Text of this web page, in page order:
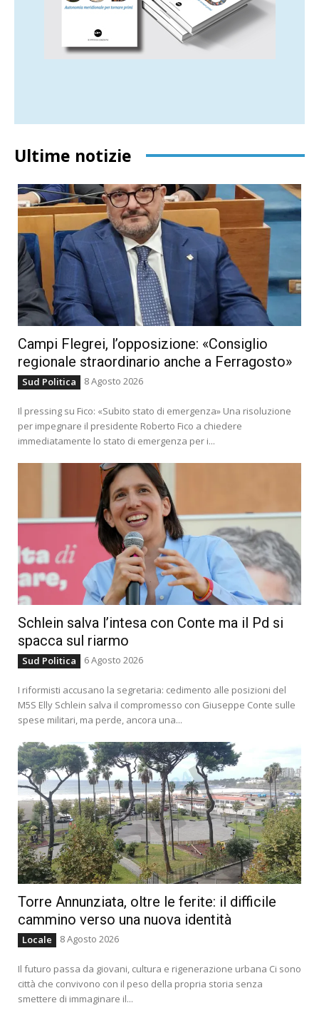
Ultime notizie
Campi Flegrei, l’opposizione: «Consiglio
regionale straordinario anche a Ferragosto»
Sud Politica 8 Agosto 2026
Il pressing su Fico: «Subito stato di emergenza» Una risoluzione
per impegnare il presidente Roberto Fico a chiedere
immediatamente lo stato di emergenza per i...
Schlein salva l’intesa con Conte ma il Pd si
spacca sul riarmo
Sud Politica 6 Agosto 2026
I riformisti accusano la segretaria: cedimento alle posizioni del
M5S Elly Schlein salva il compromesso con Giuseppe Conte sulle
spese militari, ma perde, ancora una...
Torre Annunziata, oltre le ferite: il difficile
cammino verso una nuova identità
Locale 8 Agosto 2026
Il futuro passa da giovani, cultura e rigenerazione urbana Ci sono
città che convivono con il peso della propria storia senza
smettere di immaginare il...